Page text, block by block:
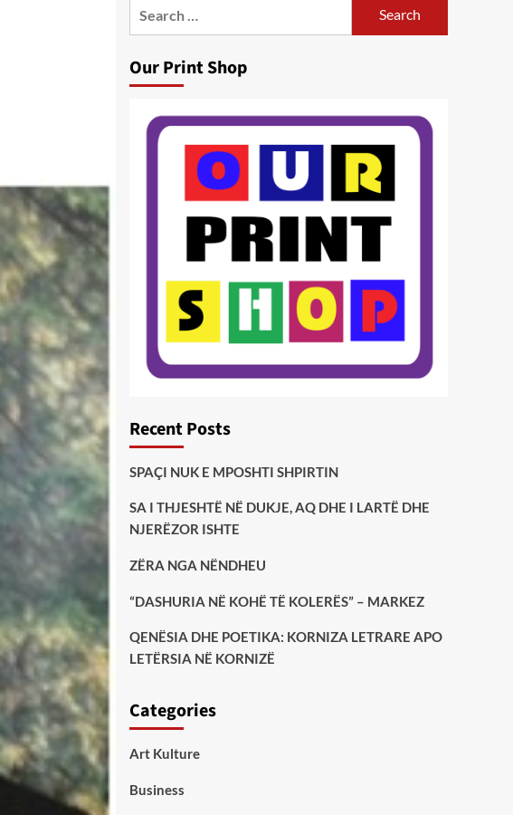
Our Print Shop
Recent Posts
SPAÇI NUK E MPOSHTI SHPIRTIN
SA I THJESHTË NË DUKJE, AQ DHE I LARTË DHE
NJERËZOR ISHTE
ZËRA NGA NËNDHEU
“DASHURIA NË KOHË TË KOLERËS” – MARKEZ
QENËSIA DHE POETIKA: KORNIZA LETRARE APO
LETËRSIA NË KORNIZË
Categories
Art Kulture
Business